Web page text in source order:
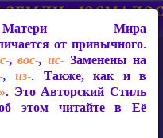
Матери Мира
от привычного.
,вос-,ис- Заменены на
,из-. Также, как и в
. Это Авторский Стиль
этом читайте в Её